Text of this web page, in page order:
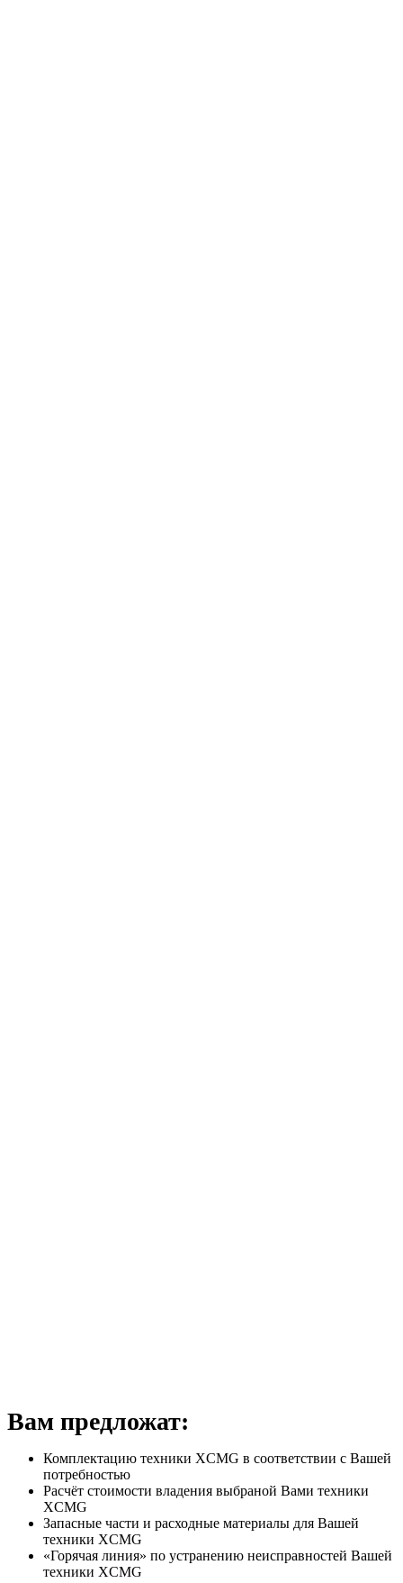
Вам предложат:
Комплектацию техники XCMG в соответствии с Вашей
потребностью
Расчёт стоимости владения выбраной Вами техники
XCMG
Запасные части и расходные материалы для Вашей
техники XCMG
«Горячая линия» по устранению неисправностей Вашей
техники XCMG